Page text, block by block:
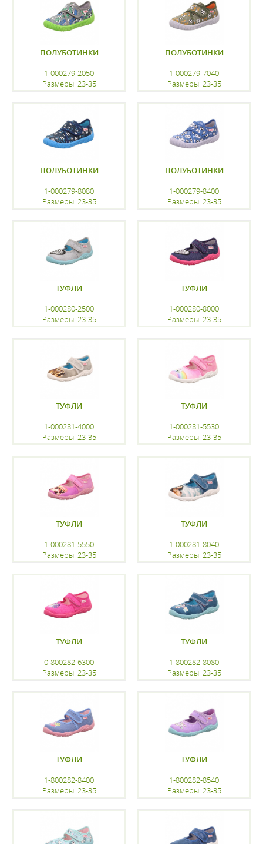
ПОЛУБОТИНКИ
1-000279-2050
Размеры: 23-35
ПОЛУБОТИНКИ
1-000279-7040
Размеры: 23-35
ПОЛУБОТИНКИ
1-000279-8080
Размеры: 23-35
ПОЛУБОТИНКИ
1-000279-8400
Размеры: 23-35
ТУФЛИ
1-000280-2500
Размеры: 23-35
ТУФЛИ
1-000280-8000
Размеры: 23-35
ТУФЛИ
1-000281-4000
Размеры: 23-35
ТУФЛИ
1-000281-5530
Размеры: 23-35
ТУФЛИ
1-000281-5550
Размеры: 23-35
ТУФЛИ
1-000281-8040
Размеры: 23-35
ТУФЛИ
0-800282-6300
Размеры: 23-35
ТУФЛИ
1-800282-8080
Размеры: 23-35
ТУФЛИ
1-800282-8400
Размеры: 23-35
ТУФЛИ
1-800282-8540
Размеры: 23-35